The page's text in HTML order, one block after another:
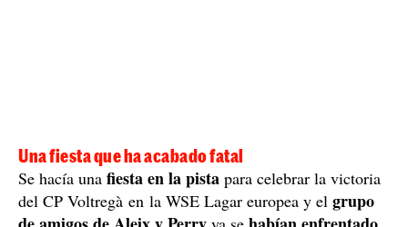
Una fiesta que ha acabado fatal
Se hacía una fiesta en la pista para celebrar la victoria
del CP Voltregà en la WSE Lagar europea y el grupo